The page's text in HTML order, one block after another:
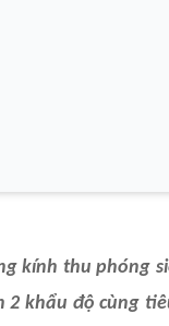
kính thu phóng
khẩu độ cùng